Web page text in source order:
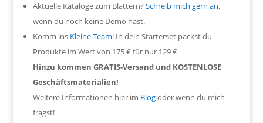
Aktuelle Kataloge zum Blättern? Schreib mich gern an,
wenn du noch keine Demo hast.
Komm ins Kleine Team! In dein Starterset packst du
Produkte im Wert von 175 € für nur 129 €
Hinzu kommen GRATIS-Versand und KOSTENLOSE
Geschäftsmaterialien!
Weitere Informationen hier im Blogoder wenn du mich
fragst!